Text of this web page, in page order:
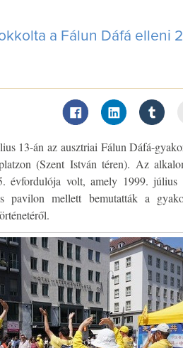
a Fálun Dáfá elleni
13-án az ausztriai Fálun Dáfá-
(Szent István téren). Az
évfordulója volt, amely 1999. július
pavilon mellett bemutatták a